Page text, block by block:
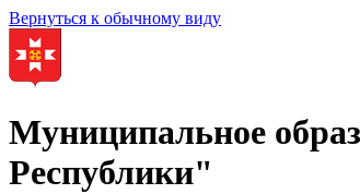
Вернуться к обычному виду
Муниципальное
Республики"